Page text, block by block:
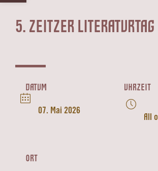
5. ZEITZER LITERATURTAG
DATUM
07. Mai 2026
UHRZEIT
All
ORT